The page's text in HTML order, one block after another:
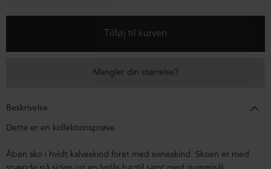
Mangler din størrelse?
Beskrivelse
Dette er en kollektionsprøve.
Åben sko i hvidt kalveskind foret med svineskind. Skoen er med